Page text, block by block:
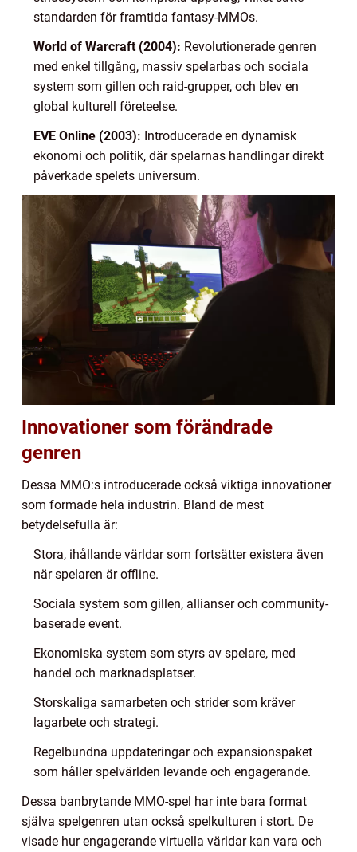
standarden för framtida fantasy-MMOs.
World of Warcraft (2004): Revolutionerade genren
med enkel tillgång, massiv spelarbas och sociala
system som gillen och raid-grupper, och blev en
global kulturell företeelse.
EVE Online (2003): Introducerade en dynamisk
ekonomi och politik, där spelarnas handlingar direkt
påverkade spelets universum.
Innovationer som förändrade
genren
Dessa MMO:s introducerade också viktiga innovationer
som formade hela industrin. Bland de mest
betydelsefulla är:
Stora, ihållande världar som fortsätter existera även
när spelaren är offline.
Sociala system som gillen, allianser och community-
baserade event.
Ekonomiska system som styrs av spelare, med
handel och marknadsplatser.
Storskaliga samarbeten och strider som kräver
lagarbete och strategi.
Regelbundna uppdateringar och expansionspaket
som håller spelvärlden levande och engagerande.
Dessa banbrytande MMO-spel har inte bara format
själva spelgenren utan också spelkulturen i stort. De
visade hur engagerande virtuella världar kan vara och